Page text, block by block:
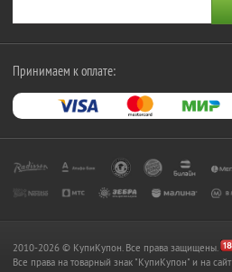
Принимаем к оплате:
2010-2026 © КупиКупон. Все права защищены.
Все права на товарный знак "КупиКупон" и на